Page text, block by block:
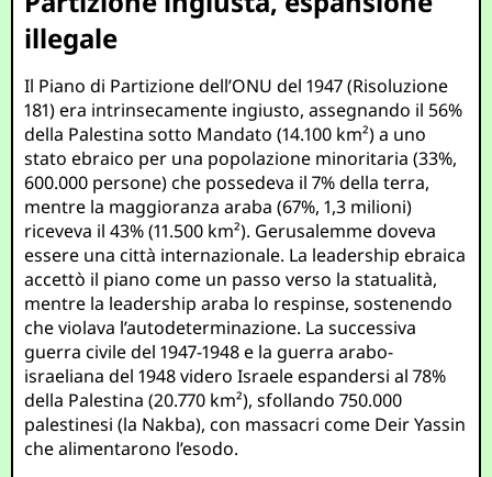
illegale
Il Piano di Partizione dell’ONU del 1947 (Risoluzione
181) era intrinsecamente ingiusto, assegnando il 56%
della Palestina sotto Mandato (14.100 km²) a uno
stato ebraico per una popolazione minoritaria (33%,
600.000 persone) che possedeva il 7% della terra,
mentre la maggioranza araba (67%, 1,3 milioni)
riceveva il 43% (11.500 km²). Gerusalemme doveva
essere una città internazionale. La leadership ebraica
accettò il piano come un passo verso la statualità,
mentre la leadership araba lo respinse, sostenendo
che violava l’autodeterminazione. La successiva
guerra civile del 1947-1948 e la guerra arabo-
israeliana del 1948 videro Israele espandersi al 78%
della Palestina (20.770 km²), sfollando 750.000
palestinesi (la Nakba), con massacri come Deir Yassin
che alimentarono l’esodo.